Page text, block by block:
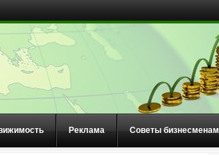
Реклама Советы бизнесменам